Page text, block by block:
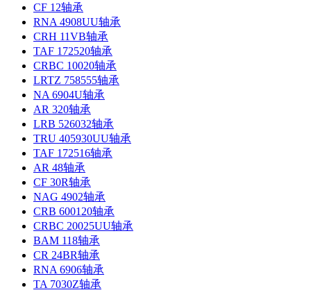
CF 12轴承
RNA 4908UU轴承
CRH 11VB轴承
TAF 172520轴承
CRBC 10020轴承
LRTZ 758555轴承
NA 6904U轴承
AR 320轴承
LRB 526032轴承
TRU 405930UU轴承
TAF 172516轴承
AR 48轴承
CF 30R轴承
NAG 4902轴承
CRB 600120轴承
CRBC 20025UU轴承
BAM 118轴承
CR 24BR轴承
RNA 6906轴承
TA 7030Z轴承